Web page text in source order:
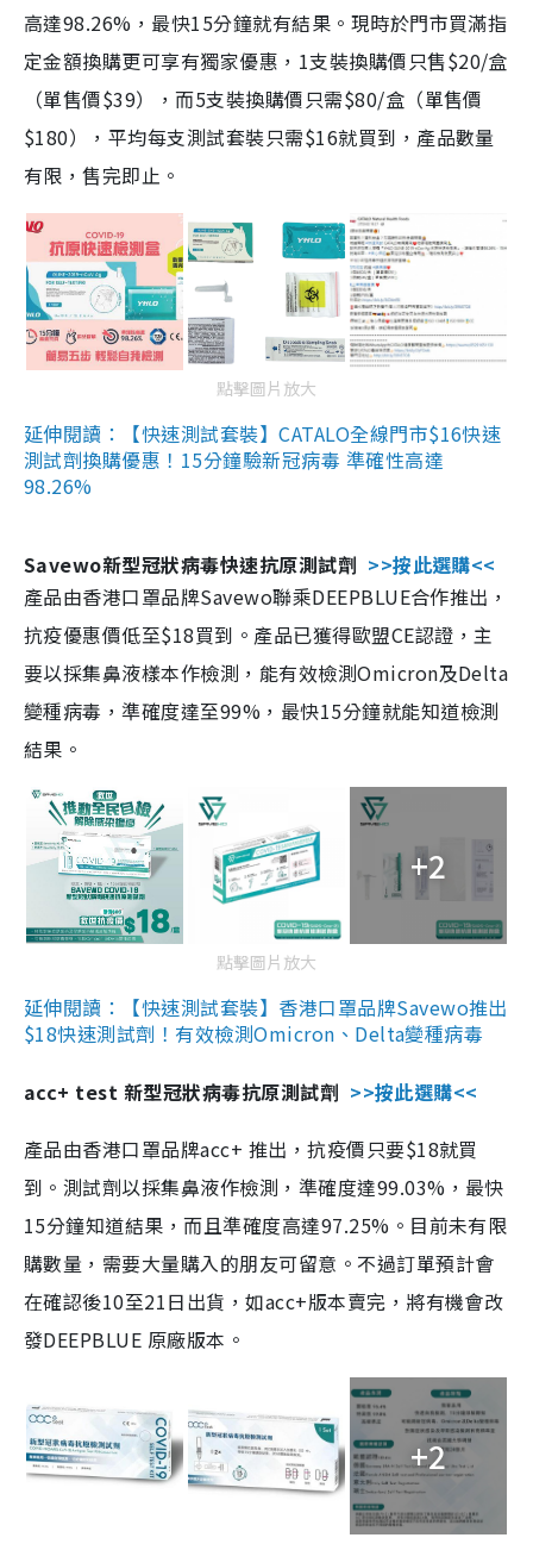
高達98.26%，最快15分鐘就有結果。現時於門市買滿指
定金額換購更可享有獨家優惠，1支裝換購價只售$20/盒
（單售價$39），而5支裝換購價只需$80/盒（單售價
$180），平均每支測試套裝只需$16就買到，產品數量
有限，售完即止。
點擊圖片放大
延伸閱讀：【快速測試套裝】CATALO全線門市$16快速
測試劑換購優惠！15分鐘驗新冠病毒 準確性高達
98.26%
Savewo新型冠狀病毒快速抗原測試劑 >>按此選購<<
產品由香港口罩品牌Savewo聯乘DEEPBLUE合作推出，
抗疫優惠價低至$18買到。產品已獲得歐盟CE認證，主
要以採集鼻液樣本作檢測，能有效檢測Omicron及Delta
變種病毒，準確度達至99%，最快15分鐘就能知道檢測
結果。
+2
點擊圖片放大
延伸閱讀：【快速測試套裝】香港口罩品牌Savewo推出
$18快速測試劑！有效檢測Omicron、Delta變種病毒
acc+ test 新型冠狀病毒抗原測試劑 >>按此選購<<
產品由香港口罩品牌acc+ 推出，抗疫價只要$18就買
到。測試劑以採集鼻液作檢測，準確度達99.03%，最快
15分鐘知道結果，而且準確度高達97.25%。目前未有限
購數量，需要大量購入的朋友可留意。不過訂單預計會
在確認後10至21日出貨，如acc+版本賣完，將有機會改
發DEEPBLUE 原廠版本。
+2